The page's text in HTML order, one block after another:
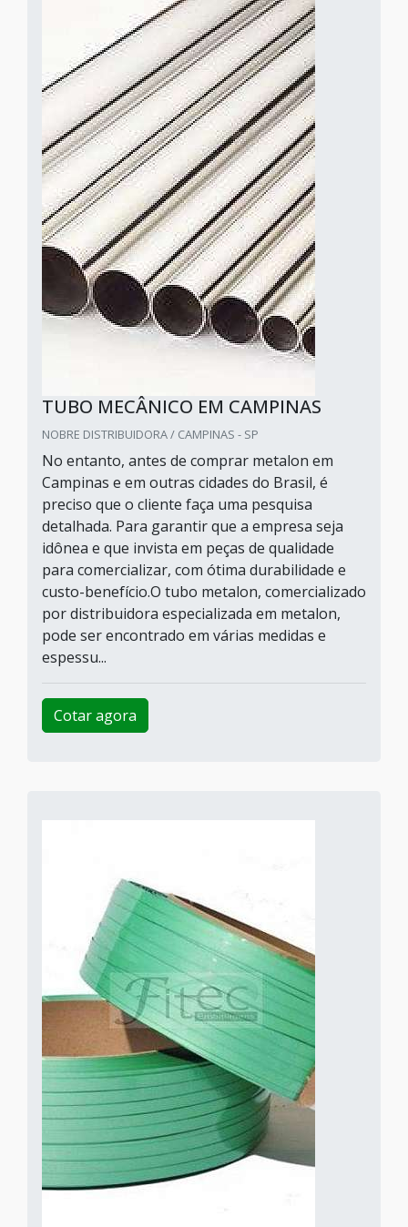
TUBO MECÂNICO EM CAMPINAS
NOBRE DISTRIBUIDORA / CAMPINAS - SP
No entanto, antes de comprar metalon em
Campinas e em outras cidades do Brasil, é
preciso que o cliente faça uma pesquisa
detalhada. Para garantir que a empresa seja
idônea e que invista em peças de qualidade
para comercializar, com ótima durabilidade e
custo-benefício.O tubo metalon, comercializado
por distribuidora especializada em metalon,
pode ser encontrado em várias medidas e
espessu...
Cotar agora